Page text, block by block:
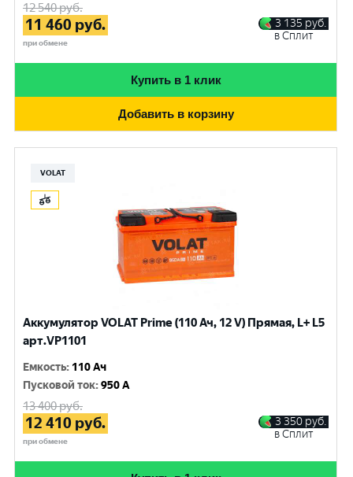
12 540руб.
11 460 руб.
при обмене
3 135 руб.
в Сплит
Купить в 1 клик
Добавить в корзину
VOLAT
Аккумулятор VOLAT Prime (110 Ач, 12 V) Прямая, L+ L5
арт.VP1101
Емкость: 110 Ач
Пусковой ток:950 A
13 400руб.
12 410 руб.
при обмене
3 350 руб.
в Сплит